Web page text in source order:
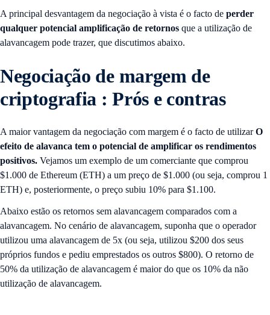
A principal desvantagem da negociação à vista é o facto de perder
qualquer potencial amplificação de retornos que a utilização de
alavancagem pode trazer, que discutimos abaixo.
Negociação de margem de
criptografia : Prós e contras
A maior vantagem da negociação com margem é o facto de utilizarO
efeito de alavanca tem o potencial de amplificar os rendimentos
positivos. Vejamos um exemplo de um comerciante que comprou
$1.000 de Ethereum (ETH) a um preço de $1.000 (ou seja, comprou 1
ETH) e, posteriormente, o preço subiu 10% para $1.100.
Abaixo estão os retornos sem alavancagem comparados com a
alavancagem. No cenário de alavancagem, suponha que o operador
utilizou uma alavancagem de 5x (ou seja, utilizou $200 dos seus
próprios fundos e pediu emprestados os outros $800). O retorno de
50% da utilização de alavancagem é maior do que os 10% da não
utilização de alavancagem.